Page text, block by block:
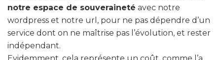
notre espace de souveraineté avec notre
wordpress et notre url, pour ne pas dépendre d’un
service dont on ne maîtrise pas l’évolution, et rester
indépendant.